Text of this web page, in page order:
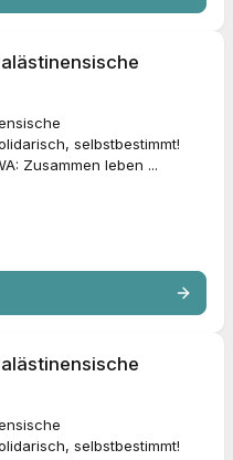
selbstbestimmt!
Zusammen leben ...
selbstbestimmt!